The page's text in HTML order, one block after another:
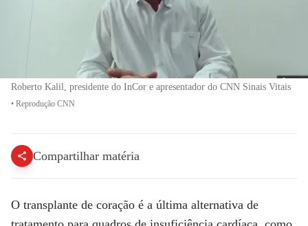
Roberto Kalil, presidente do InCor e apresentador do CNN Sinais Vitais
• Reprodução CNN
Compartilhar matéria
O transplante de coração é a última alternativa de